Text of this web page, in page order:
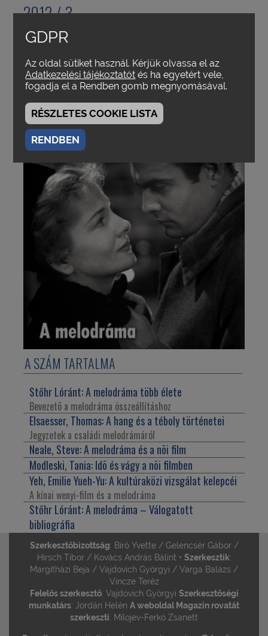
2012 / 3
A MELODRÁMA
A SZÁM TARTALMA
Stőhr Lóránt:A melodráma több élete
Bevezetõ a melodráma összeállításhoz
Elsaesser, Thomas:A hang és a téboly történetei
Jegyzetek a családi melodrámáról
Neale, Steve:A melodráma és a nõi film
Modleski, Tania:Idõ és vágy a nõi filmben
Yeh, Emilie Yueh-Yu:A kultúraközi vizsgálat kelepcéi
A kínai wenyi-film és a melodráma
Stőhr Lóránt:A melodráma – Válogatott
bibliográfia
Szerkesztőbizottság: Bíró Yvette / Gelencsér Gábor /
Hirsch Tibor / Kovács András Bálint • Szerkesztik:
Margitházi Beja / Vajdovich Györgyi / Varga Balázs /
Vincze Teréz
Felelős szerkesztő: Vajdovich Györgyi Szerkesztőségi
munkatárs: Jordán Helén A weboldal Magazin rovatát
szerkeszti: Milojev-Ferkó Zsanett
GDPR
Az oldal sütiket használ. Kérjük olvassa el az
Adatkezelési tájékoztatót és ha egyetért vele,
fogadja el a Rendben gomb megnyomásával.
RÉSZLETES COOKIE LISTA
RENDBEN